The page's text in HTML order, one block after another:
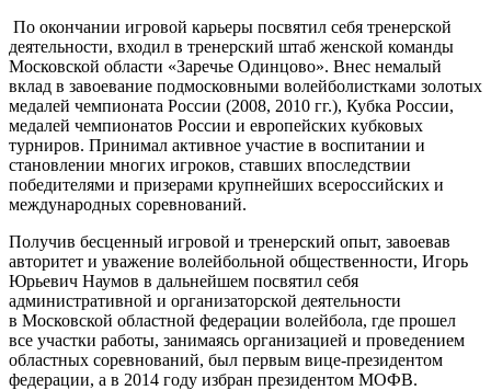
По окончании игровой карьеры посвятил себя тренерской
деятельности, входил в тренерский штаб женской команды
Московской области «Заречье Одинцово». Внес немалый
вклад в завоевание подмосковными волейболистками золотых
медалей чемпионата России (2008, 2010 гг.), Кубка России,
медалей чемпионатов России и европейских кубковых
турниров. Принимал активное участие в воспитании и
становлении многих игроков, ставших впоследствии
победителями и призерами крупнейших всероссийских и
международных соревнований.
Получив бесценный игровой и тренерский опыт, завоевав
авторитет и уважение волейбольной общественности, Игорь
Юрьевич Наумов в дальнейшем посвятил себя
административной и организаторской деятельности
в Московской областной федерации волейбола, где прошел
все участки работы, занимаясь организацией и проведением
областных соревнований, был первым вице-президентом
федерации, а в 2014 году избран президентом МОФВ.